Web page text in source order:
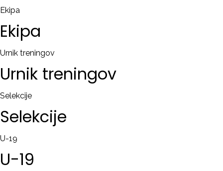
Ekipa
Ekipa
Urnik treningov
Urnik treningov
Selekcije
Selekcije
U-19
U-19
/